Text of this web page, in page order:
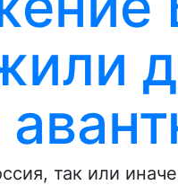
так или